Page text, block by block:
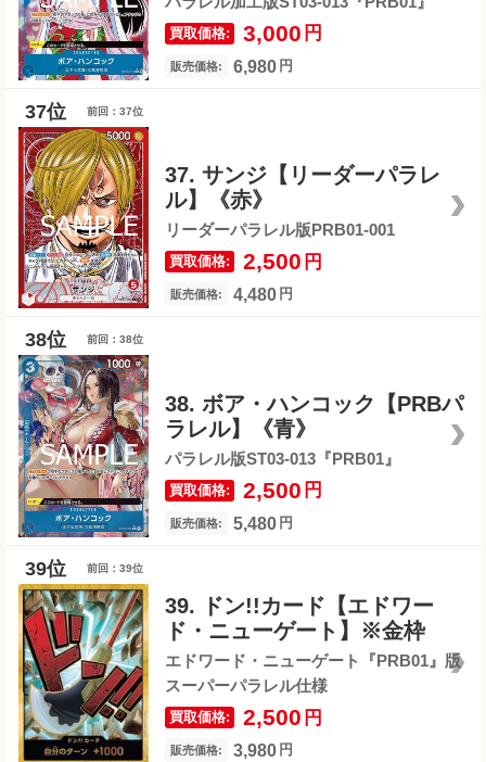
買取価格: 3,000 円
販売価格: 6,980 円
前回：37位
37. サンジ【リーダーパラレ
ル】《赤》
リーダーパラレル版PRB01-001
買取価格: 2,500 円
販売価格: 4,480 円
前回：38位
38. ボア・ハンコック【PRBパ
ラレル】《青》
パラレル版ST03-013『PRB01』
買取価格: 2,500 円
販売価格: 5,480 円
前回：39位
39. ドン!!カード【エドワー
ド・ニューゲート】※金枠
エドワード・ニューゲート『PRB01』版
スーパーパラレル仕様
買取価格: 2,500 円
販売価格: 3,980 円